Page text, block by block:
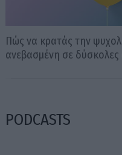
Πώς να κρατάς την
ανεβασμένη σε δύσκολες
PODCASTS